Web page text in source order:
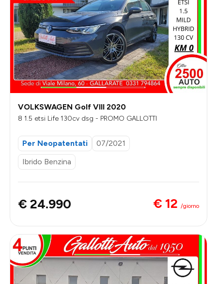
VOLKSWAGEN Golf VIII 2020
8 1.5 etsi Life 130cv dsg - PROMO GALLOTTI
Per Neopatentati
07/2021
Ibrido Benzina
€ 24.990 € 12 /giorno